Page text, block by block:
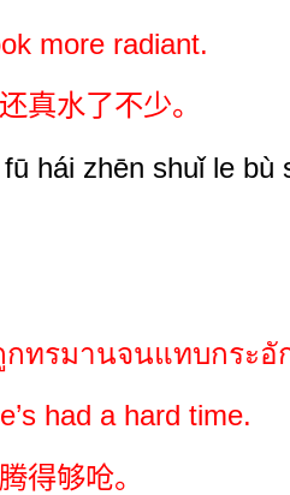
more radiant.
真水了不少。
hái zhēn shuǐ le bù
กทรมานจนแทบกระอั
had a hard time.
得够呛。